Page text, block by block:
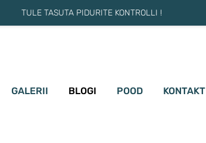
TULE TASUTA PIDURITE KONTROLLI !
GALERII BLOGI POOD KONTAKT